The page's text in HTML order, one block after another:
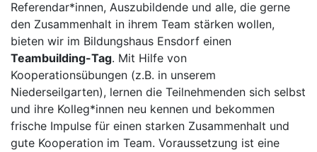
Referendar*innen, Auszubildende und alle, die gerne
den Zusammenhalt in ihrem Team stärken wollen,
bieten wir im Bildungshaus Ensdorf einen
Teambuilding-Tag. Mit Hilfe von
Kooperationsübungen (z.B. in unserem
Niederseilgarten), lernen die Teilnehmenden sich selbst
und ihre Kolleg*innen neu kennen und bekommen
frische Impulse für einen starken Zusammenhalt und
gute Kooperation im Team. Voraussetzung ist eine